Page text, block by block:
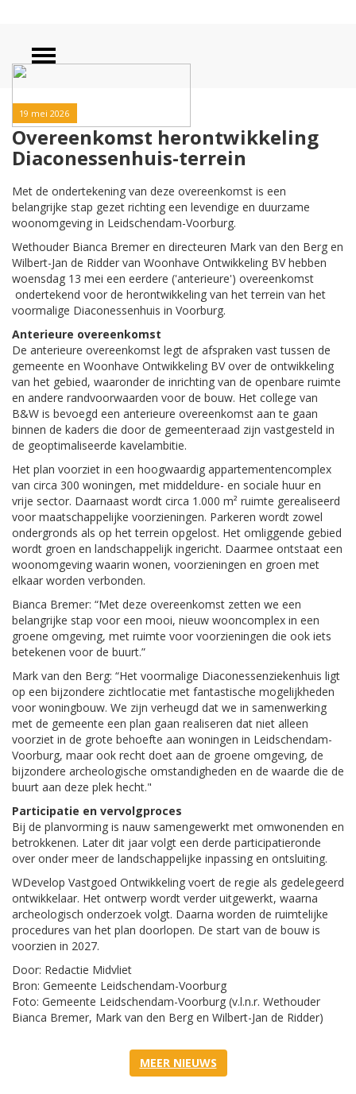
19 mei 2026
Overeenkomst herontwikkeling
Diaconessenhuis-terrein
Met de ondertekening van deze overeenkomst is een
belangrijke stap gezet richting een levendige en duurzame
woonomgeving in Leidschendam-Voorburg.
Wethouder Bianca Bremer en directeuren Mark van den Berg en
Wilbert-Jan de Ridder van Woonhave Ontwikkeling BV hebben
woensdag 13 mei een eerdere ('anterieure') overeenkomst
ondertekend voor de herontwikkeling van het terrein van het
voormalige Diaconessenhuis in Voorburg.
Anterieure overeenkomst
De anterieure overeenkomst legt de afspraken vast tussen de
gemeente en Woonhave Ontwikkeling BV over de ontwikkeling
van het gebied, waaronder de inrichting van de openbare ruimte
en andere randvoorwaarden voor de bouw. Het college van
B&W is bevoegd een anterieure overeenkomst aan te gaan
binnen de kaders die door de gemeenteraad zijn vastgesteld in
de geoptimaliseerde kavelambitie.
Het plan voorziet in een hoogwaardig appartementencomplex
van circa 300 woningen, met middeldure- en sociale huur en
vrije sector. Daarnaast wordt circa 1.000 m² ruimte gerealiseerd
voor maatschappelijke voorzieningen. Parkeren wordt zowel
ondergronds als op het terrein opgelost. Het omliggende gebied
wordt groen en landschappelijk ingericht. Daarmee ontstaat een
woonomgeving waarin wonen, voorzieningen en groen met
elkaar worden verbonden.
Bianca Bremer: “Met deze overeenkomst zetten we een
belangrijke stap voor een mooi, nieuw wooncomplex in een
groene omgeving, met ruimte voor voorzieningen die ook iets
betekenen voor de buurt.”
Mark van den Berg: “Het voormalige Diaconessenziekenhuis ligt
op een bijzondere zichtlocatie met fantastische mogelijkheden
voor woningbouw. We zijn verheugd dat we in samenwerking
met de gemeente een plan gaan realiseren dat niet alleen
voorziet in de grote behoefte aan woningen in Leidschendam-
Voorburg, maar ook recht doet aan de groene omgeving, de
bijzondere archeologische omstandigheden en de waarde die de
buurt aan deze plek hecht."
Participatie en vervolgproces
Bij de planvorming is nauw samengewerkt met omwonenden en
betrokkenen. Later dit jaar volgt een derde participatieronde
over onder meer de landschappelijke inpassing en ontsluiting.
WDevelop Vastgoed Ontwikkeling voert de regie als gedelegeerd
ontwikkelaar. Het ontwerp wordt verder uitgewerkt, waarna
archeologisch onderzoek volgt. Daarna worden de ruimtelijke
procedures van het plan doorlopen. De start van de bouw is
voorzien in 2027.
Door: Redactie Midvliet
Bron: Gemeente Leidschendam-Voorburg
Foto: Gemeente Leidschendam-Voorburg (v.l.n.r. Wethouder
Bianca Bremer, Mark van den Berg en Wilbert-Jan de Ridder)
MEER NIEUWS